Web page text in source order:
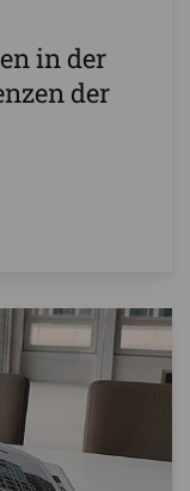
in der
der